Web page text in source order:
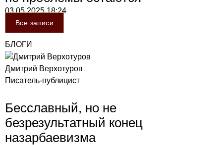
03.05.202518:24
Все записи
БЛОГИ
Дмитрий Верхотуров
Писатель-публицист
Бесславный, но не
безрезультатный конец
назарбаевизма